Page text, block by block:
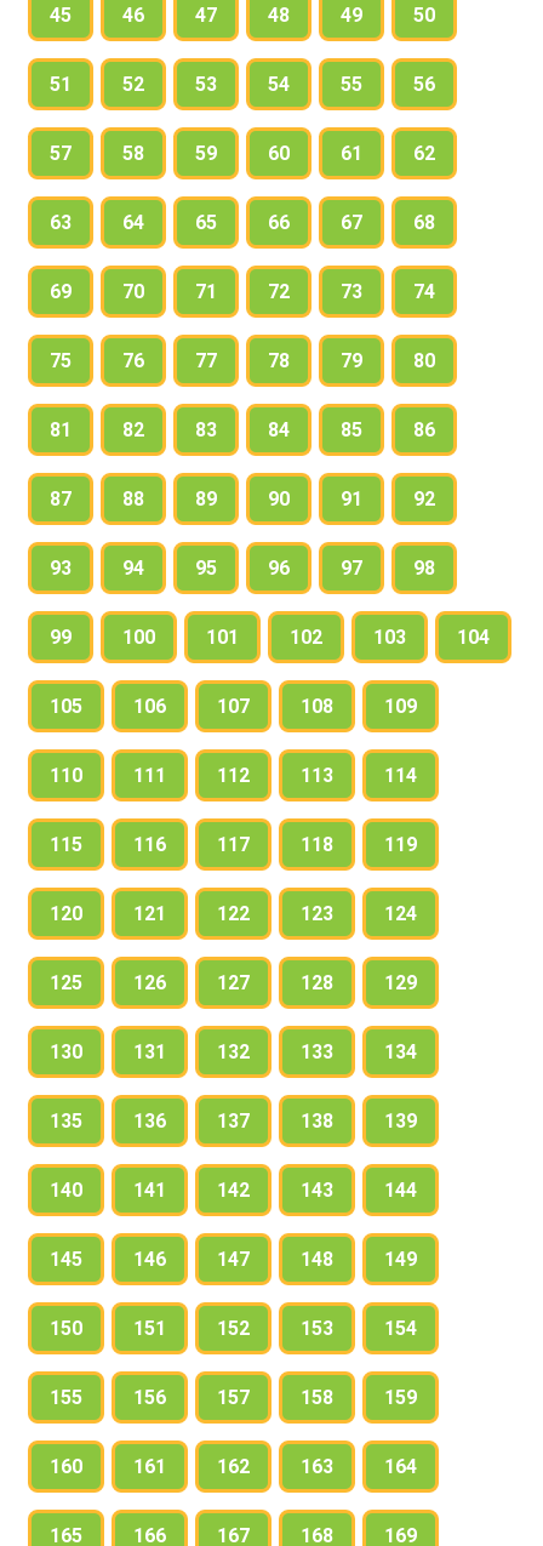
45 46 47 48 49 50
51 52 53 54 55 56
57 58 59 60 61 62
63 64 65 66 67 68
69 70 71 72 73 74
75 76 77 78 79 80
81 82 83 84 85 86
87 88 89 90 91 92
93 94 95 96 97 98
99 100 101 102 103 104
105 106 107 108 109
110 111 112 113 114
115 116 117 118 119
120 121 122 123 124
125 126 127 128 129
130 131 132 133 134
135 136 137 138 139
140 141 142 143 144
145 146 147 148 149
150 151 152 153 154
155 156 157 158 159
160 161 162 163 164
165 166 167 168 169